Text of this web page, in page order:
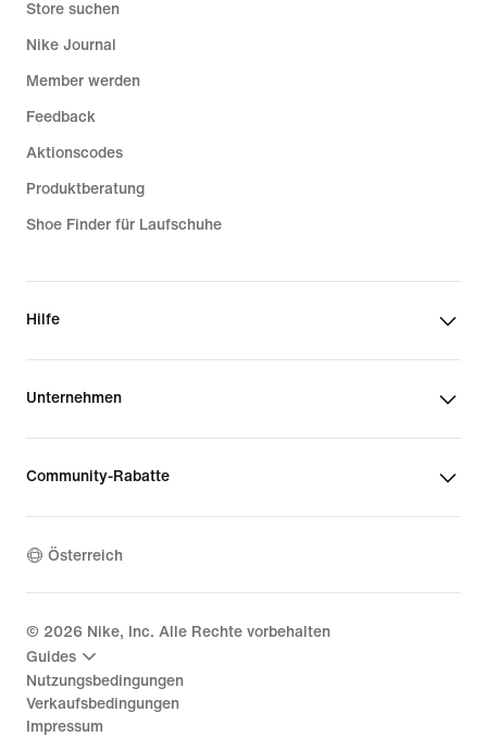
Store suchen
Nike Journal
Member werden
Feedback
Aktionscodes
Produktberatung
Shoe Finder für Laufschuhe
Hilfe
Unternehmen
Community-Rabatte
Österreich
© 2026 Nike, Inc. Alle Rechte vorbehalten
Guides
Nutzungsbedingungen
Verkaufsbedingungen
Impressum